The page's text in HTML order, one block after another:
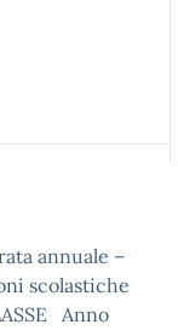
annuale –
scolastiche
Anno